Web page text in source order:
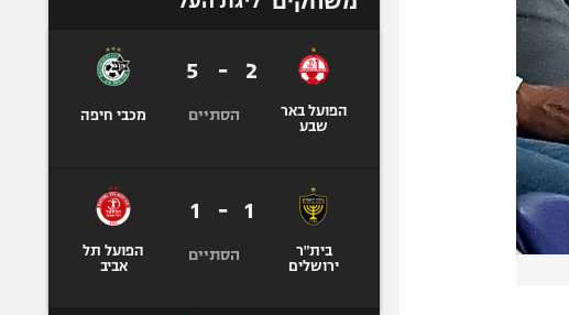
הפועל באר
שבע
2
-
5
הסתיים מכבי חיפה
בית"ר
ירושלים
1
-
1
הסתיים
הפועל תל
אביב